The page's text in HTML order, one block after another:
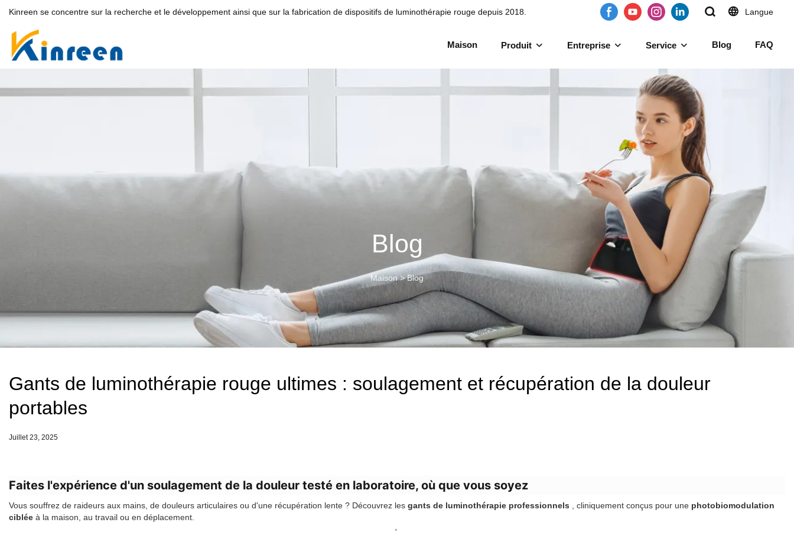
Kinreen se concentre sur la recherche et le développement ainsi que sur la fabrication de dispositifs de luminothérapie rouge depuis 2018. Langue
Maison Produit Entreprise Service Blog FAQ
Blog
Maison > Blog
Gants de luminothérapie rouge ultimes : soulagement et récupération de la douleur
portables
Juillet 23, 2025
Faites l'expérience d'un soulagement de la douleur testé en laboratoire, où que vous soyez
Vous souffrez de raideurs aux mains, de douleurs articulaires ou d'une récupération lente ? Découvrez les gants de luminothérapie professionnels , cliniquement conçus pour une photobiomodulation
ciblée à la maison, au travail ou en déplacement.
'